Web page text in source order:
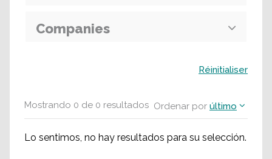
Mostrando 0 de 0 resultados Ordenar por último
Lo sentimos, no hay resultados para su selección.
Companies
Réinitialiser